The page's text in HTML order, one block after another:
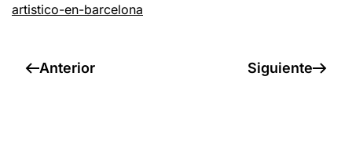
artistico-en-barcelona
Anterior Siguiente